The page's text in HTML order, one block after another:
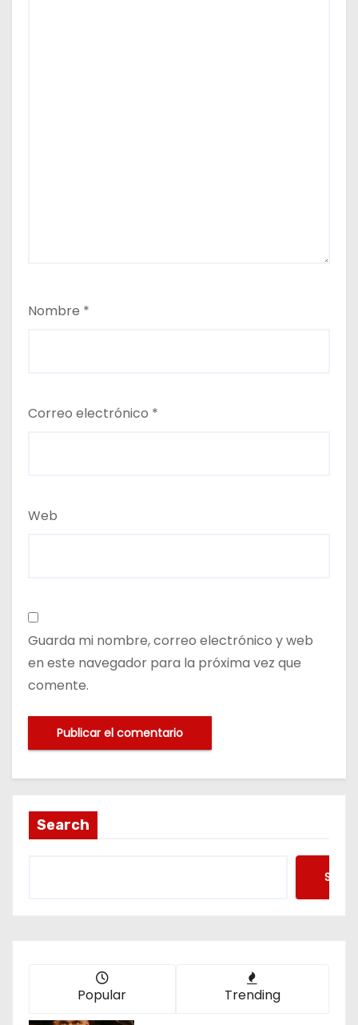
Nombre *
Correo electrónico *
Web
Guarda mi nombre, correo electrónico y web
en este navegador para la próxima vez que
comente.
Search
Popular Trending